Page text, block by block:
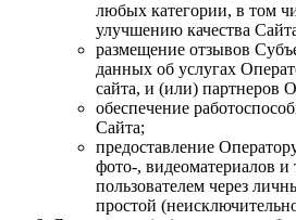
любых категории, в том
улучшению качества
размещение отзывов
данных об услугах
сайта, и (или) партнеров
обеспечение
Сайта;
предоставление
фото-, видеоматериалов и
пользователем через
простой